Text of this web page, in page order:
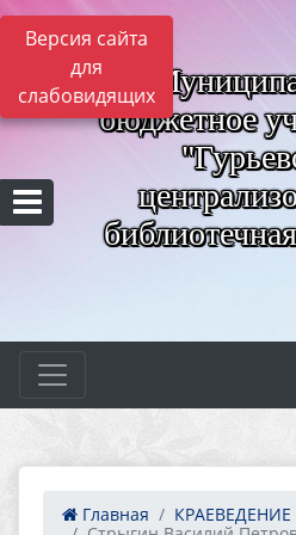
Версия сайта
для
слабовидящих
бюджетное
Главная КРАЕВЕДЕНИЕ